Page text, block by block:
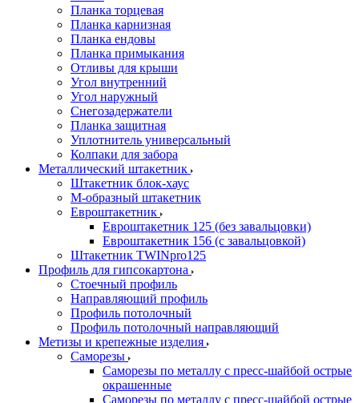
Планка торцевая
Планка карнизная
Планка ендовы
Планка примыкания
Отливы для крыши
Угол внутренний
Угол наружный
Снегозадержатели
Планка защитная
Уплотнитель универсальный
Колпаки для забора
Металлический штакетник
Штакетник блок-хаус
М-образный штакетник
Евроштакетник
Евроштакетник 125 (без завальцовки)
Евроштакетник 156 (с завальцовкой)
Штакетник TWINpro125
Профиль для гипсокартона
Стоечный профиль
Направляющий профиль
Профиль потолочный
Профиль потолочный направляющий
Метизы и крепежные изделия
Саморезы
Саморезы по металлу с пресс-шайбой острые
окрашенные
Саморезы по металлу с пресс-шайбой острые